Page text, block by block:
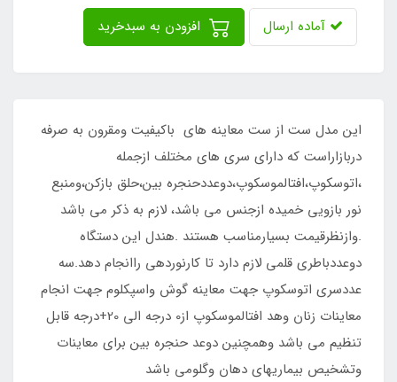
آماده ارسال
این مدل ست از ست معاینه های باکیفیت ومقرون به صرفه
دربازاراست که دارای سری های مختلف ازجمله
،اتوسکوپ،افتالموسکوپ،دوعددحنجره بین،حلق بازکن،ومنبع
نور بازویی خمیده ازجنس می باشد، لازم به ذکر می باشد
.وازنظرقیمت بسیارمناسب هستند .هندل این دستگاه
دوعددباطری قلمی لازم دارد تا کارنوردهی راانجام دهد.سه
عددسری اتوسکوپ جهت معاینه گوش واسپکلوم جهت انجام
معاینات زنان وهد افتالموسکوپ از0 درجه الی 20+درجه قابل
تنظیم می باشد وهمچنین دوعد حنجره بین برای معاینات
وتشخیص بیماریهای دهان وگلومی باشد